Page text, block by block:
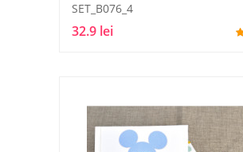
SET_B076_4
32.9 lei